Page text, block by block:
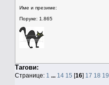
Име и презиме:
Поруке: 1.865
Тагови:
Странице: 1 ... 14 15 [16] 17 18 19